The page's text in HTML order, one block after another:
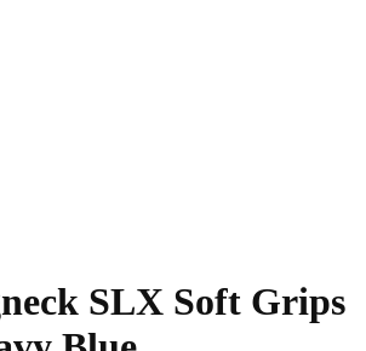
SLX Soft Grips